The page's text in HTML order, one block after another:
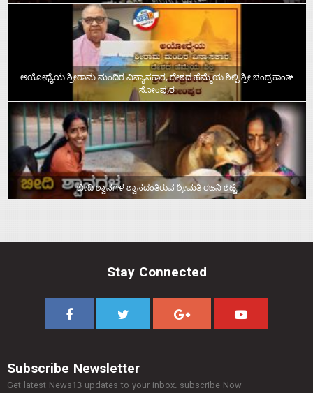
ಅಯೋಧ್ಯೆಯ ಶ್ರೀರಾಮ ಮಂದಿರ ವಿನ್ಯಾಸಕಾರ, ದೇಶದ ಹೆಮ್ಮೆಯ ಶಿಲ್ಪಿ ಶ್ರೀ ಚಂದ್ರಕಾಂತ್‌
ಸೋಂಪುರ
ಬೀದಿ ಶ್ವಾನಗಳ ಶ್ವಾಸದಂತಿರುವ ಶ್ರೀಮತಿ ರಜನಿ ಶೆಟ್ಟಿ
Stay Connected
Subscribe Newsletter
Get latest News13 updates to your inbox. subscribe Now